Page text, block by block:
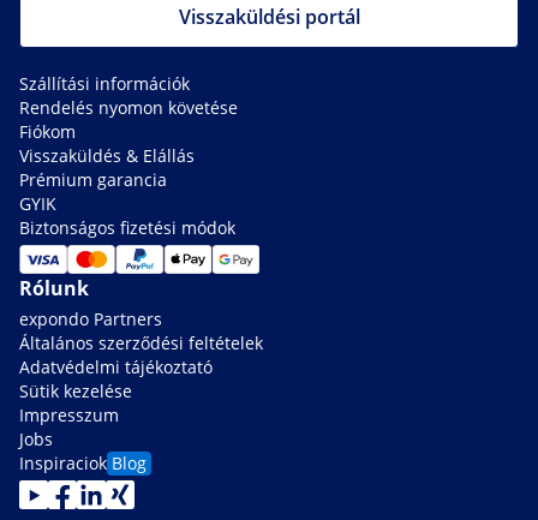
Visszaküldési portál
Szállítási információk
Rendelés nyomon követése
Fiókom
Visszaküldés & Elállás
Prémium garancia
GYIK
Biztonságos fizetési módok
Rólunk
expondo Partners
Általános szerződési feltételek
Adatvédelmi tájékoztató
Sütik kezelése
Impresszum
Jobs
Inspiraciok Blog